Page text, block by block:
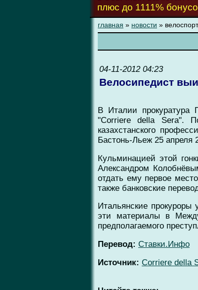
плюс до 1111%
главная » новости »
04-11-2012 04:23
Велосипедист
В Италии прокуратура
"Corriere della Sera".
казахстанского
Бастонь-Льеж 25 апреля
Кульминацией этой
Александром
отдать ему первое
также банковские
Итальянские
эти материалы в
предполагаемого
Перевод: Ставки.Инфо
Источник: Corriere della